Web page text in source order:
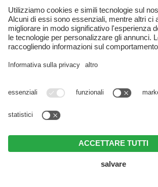
LA LOCALITÁ NALLES
HOTEL NALLES
Gargazzone